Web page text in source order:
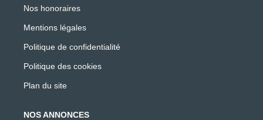
Nos honoraires
Mentions légales
Politique de confidentialité
Politique des cookies
Plan du site
NOS ANNONCES